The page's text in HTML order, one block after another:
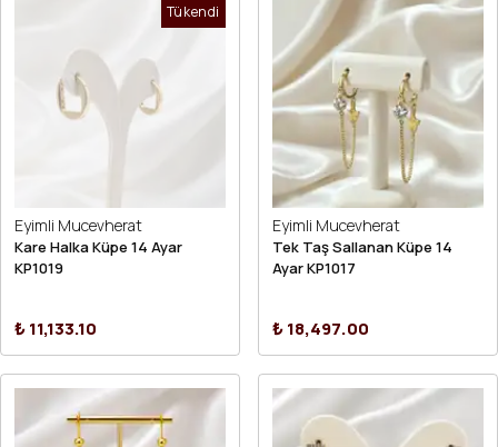
Tükendi
Eyimli Mucevherat
Kare Halka Küpe 14 Ayar
KP1019
₺ 11,133.10
Eyimli Mucevherat
Tek Taş Sallanan Küpe 14
Ayar KP1017
₺ 18,497.00